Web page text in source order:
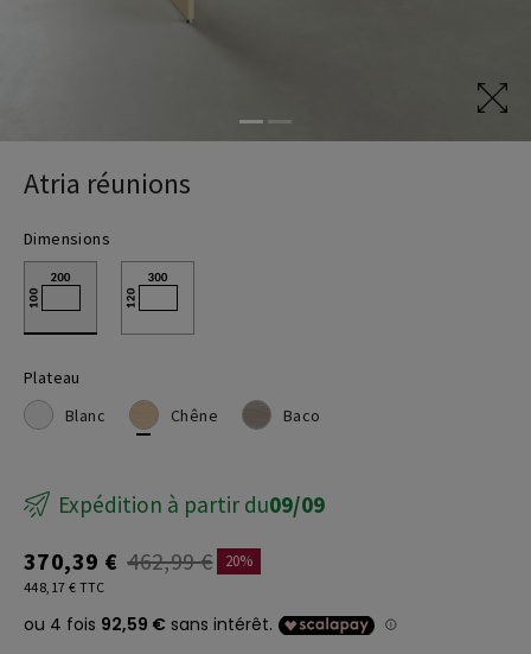
Atria réunions
Dimensions
Plateau
Blanc
Chêne Baco
Expédition à partir du09/09
370,39 € 462,99 € 20%
448,17 € TTC